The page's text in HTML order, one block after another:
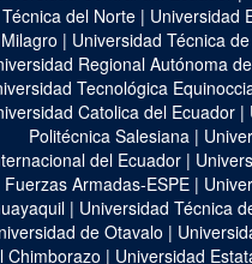
Técnica del Norte | Universidad
Milagro | Universidad Técnica
Regional Autónoma
Tecnológica
Catolica del Ecuador |
Politécnica Salesiana |
del Ecuador |
Fuerzas Armadas-ESPE |
| Universidad Técnica
de Otavalo |
Chimborazo | Universidad